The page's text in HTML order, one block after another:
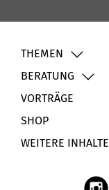
THEMEN
BERATUNG
VORTRÄGE
SHOP
WEITERE INHALTE